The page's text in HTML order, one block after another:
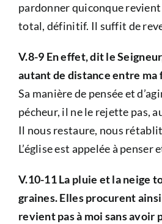
pardonner quiconque
total, définitif. Il suffit de
V.8-9 En effet, dit le
autant de distance entre ma
Sa manière de pensée et
pécheur, il ne le rejette pas,
Il nous restaure, nous
L’église est appelée à
V.10-11 La pluie et la neige
graines. Elles procurent
revient pas à moi sans avoir